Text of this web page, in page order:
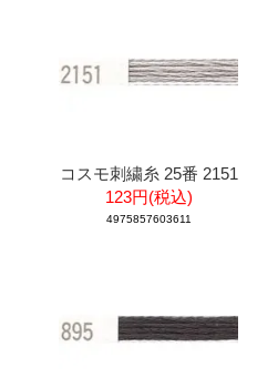
コスモ刺繍糸 25番 2151
123円(税込)
4975857603611